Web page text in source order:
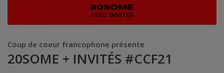
Coup de coeur francophone présente
20SOME + INVITÉS #CCF21